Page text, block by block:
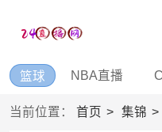
篮球 NBA直播
当前位置： 首页 集锦